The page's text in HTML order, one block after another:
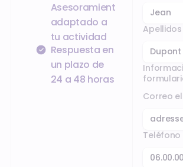
Asesoramiento
adaptado a
tu actividad
Respuesta en
un plazo de
24 a 48 horas
Apellidos
Correo
Teléfono